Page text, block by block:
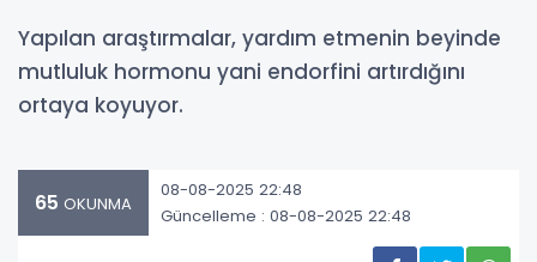
Yapılan araştırmalar, yardım etmenin beyinde
mutluluk hormonu yani endorfini artırdığını
ortaya koyuyor.
65 OKUNMA
08-08-2025 22:48
Güncelleme : 08-08-2025 22:48